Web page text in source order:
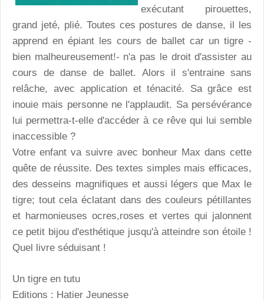
exécutant pirouettes,
grand jeté, plié. Toutes ces postures de danse, il les
apprend en épiant les cours de ballet car un tigre -
bien malheureusement!- n'a pas le droit d'assister au
cours de danse de ballet. Alors il s'entraine sans
relâche, avec application et ténacité. Sa grâce est
inouie mais personne ne l'applaudit. Sa persévérance
lui permettra-t-elle d'accéder à ce rêve qui lui semble
inaccessible ?
Votre enfant va suivre avec bonheur Max dans cette
quête de réussite. Des textes simples mais efficaces,
des desseins magnifiques et aussi légers que Max le
tigre; tout cela éclatant dans des couleurs pétillantes
et harmonieuses ocres,roses et vertes qui jalonnent
ce petit bijou d'esthétique jusqu'à atteindre son étoile !
Quel livre séduisant !
Un tigre en tutu
Editions : Hatier Jeunesse